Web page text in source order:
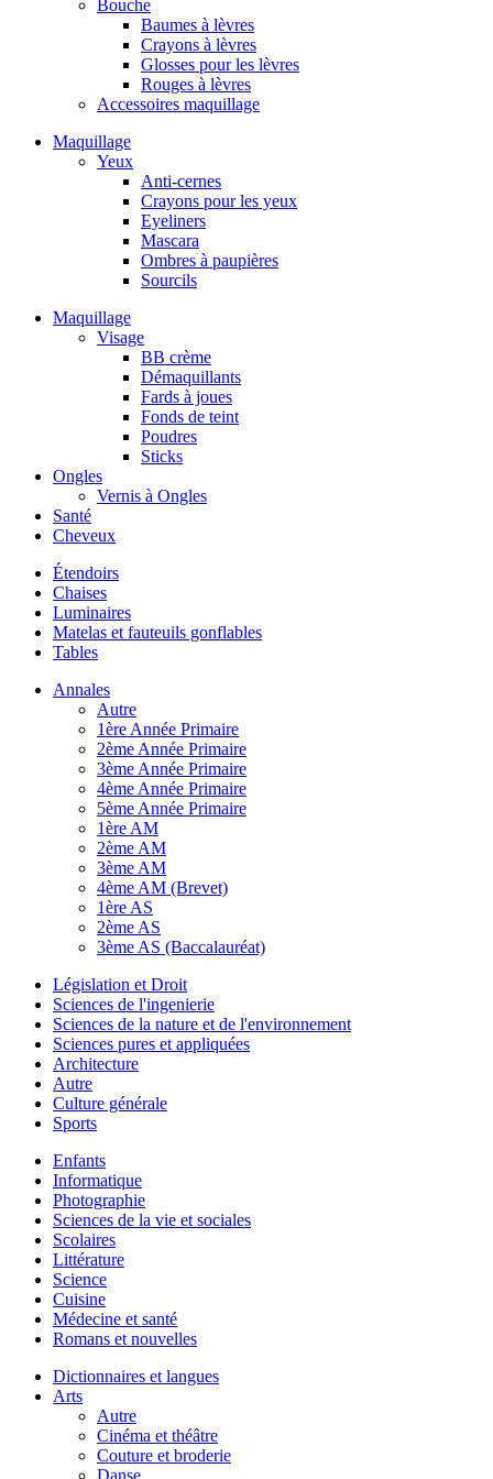
Bouche
Baumes à lèvres
Crayons à lèvres
Glosses pour les lèvres
Rouges à lèvres
Accessoires maquillage
Maquillage
Yeux
Anti-cernes
Crayons pour les yeux
Eyeliners
Mascara
Ombres à paupières
Sourcils
Maquillage
Visage
BB crème
Démaquillants
Fards à joues
Fonds de teint
Poudres
Sticks
Ongles
Vernis à Ongles
Santé
Cheveux
Étendoirs
Chaises
Luminaires
Matelas et fauteuils gonflables
Tables
Annales
Autre
1ère Année Primaire
2ème Année Primaire
3ème Année Primaire
4ème Année Primaire
5ème Année Primaire
1ère AM
2ème AM
3ème AM
4ème AM (Brevet)
1ère AS
2ème AS
3ème AS (Baccalauréat)
Législation et Droit
Sciences de l'ingenierie
Sciences de la nature et de l'environnement
Sciences pures et appliquées
Architecture
Autre
Culture générale
Sports
Enfants
Informatique
Photographie
Sciences de la vie et sociales
Scolaires
Littérature
Science
Cuisine
Médecine et santé
Romans et nouvelles
Dictionnaires et langues
Arts
Autre
Cinéma et théâtre
Couture et broderie
Danse